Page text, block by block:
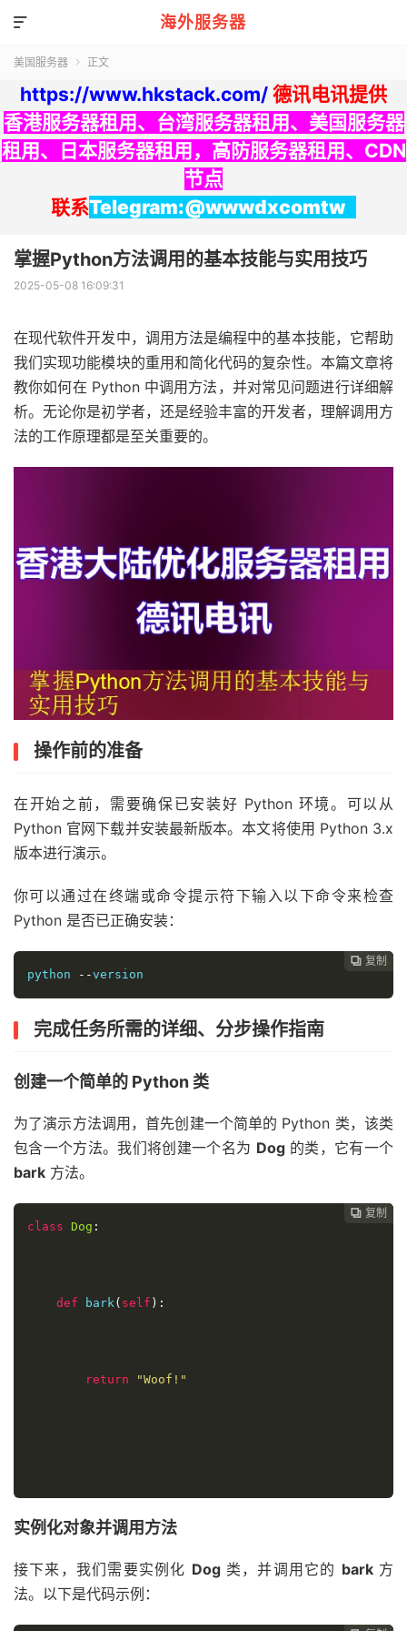
海外服务器

美国服务器  正文
https://www.hkstack.com/ 德讯电讯提供
香港服务器租用、 台湾服务器租用、 美国服务器
租用、 日本服务器租用 ， 高防服务器租用、 CDN
节点
联系Telegram:@wwwdxcomtw
掌握Python方法调用的基本技能与实用技巧
2025-05-08 16:09:31
在现代软件开发中，调用方法是编程中的基本技能，它帮助
我们实现功能模块的重用和简化代码的复杂性。本篇文章将
教你如何在 Python 中调用方法，并对常见问题进行详细解
析。无论你是初学者，还是经验丰富的开发者，理解调用方
法的工作原理都是至关重要的。
操作前的准备
在开始之前，需要确保已安装好 Python 环境。可以从
Python 官网下载并安装最新版本。本文将使用 Python 3.x
版本进行演示。
你可以通过在终端或命令提示符下输入以下命令来检查
Python 是否已正确安装：
 复制
 复制
 复制
 复制
 复制
 复制
 复制
python
--version
完成任务所需的详细、分步操作指南
创建一个简单的 Python 类
为了演示方法调用，首先创建一个简单的 Python 类，该类
包含一个方法。我们将创建一个名为 Dog的类，它有一个
bark 方法。
 复制
 复制
 复制
 复制
 复制
 复制
class Dog :
def bark( self ):
return "Woof!"
实例化对象并调用方法
接下来，我们需要实例化 Dog类，并调用它的 bark方
法。以下是代码示例：